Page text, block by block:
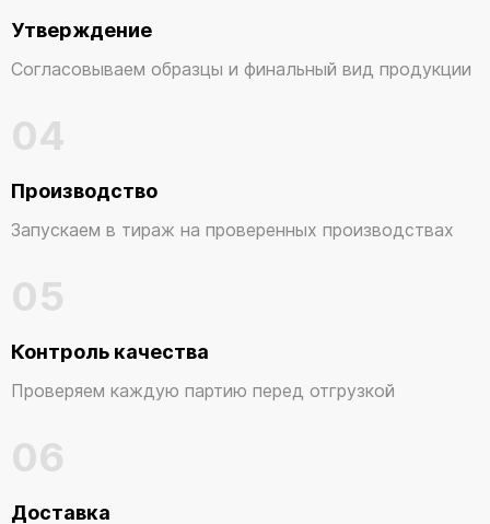
Утверждение
Согласовываем образцы и финальный вид продукции
04
Производство
Запускаем в тираж на проверенных производствах
05
Контроль качества
Проверяем каждую партию перед отгрузкой
06
Доставка